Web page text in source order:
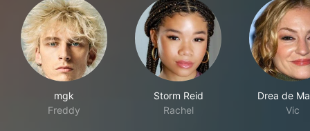
mgk
Freddy
Storm Reid
Rachel
Drea de
Vic